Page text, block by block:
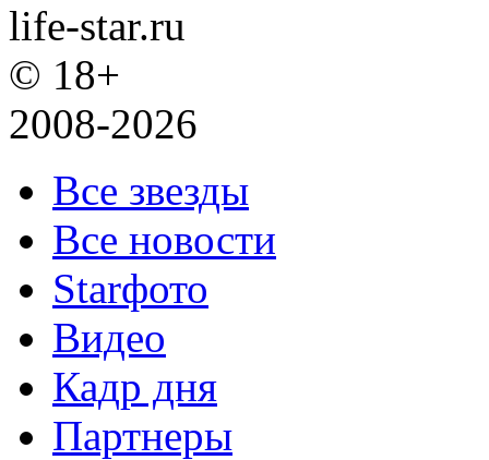
life-star.ru
© 18+
2008-2026
Все звезды
Все новости
Starфото
Видео
Кадр дня
Партнеры